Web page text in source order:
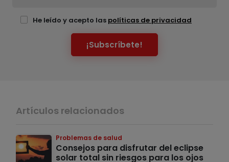
He leído y acepto las políticas de privacidad
¡Subscríbete!
Artículos relacionados
Problemas de salud
Consejos para disfrutar del eclipse
solar total sin riesgos para los ojos